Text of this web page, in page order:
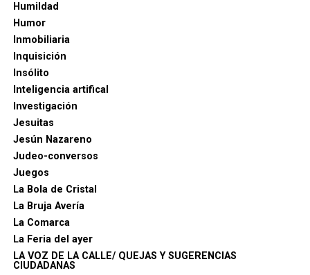
Humildad
Humor
Inmobiliaria
Inquisición
Insólito
Inteligencia artifical
Investigación
Jesuitas
Jesún Nazareno
Judeo-conversos
Juegos
La Bola de Cristal
La Bruja Avería
La Comarca
La Feria del ayer
LA VOZ DE LA CALLE/ QUEJAS Y SUGERENCIAS
CIUDADANAS